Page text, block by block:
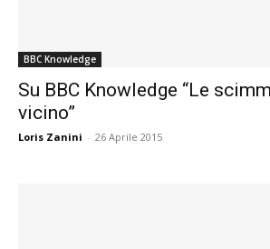
BBC Knowledge
Su BBC Knowledge “Le
vicino”
Loris Zanini - 26 Aprile 2015